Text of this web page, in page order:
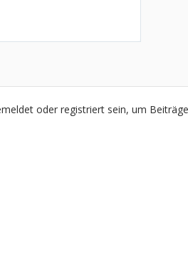
oder registriert sein, um